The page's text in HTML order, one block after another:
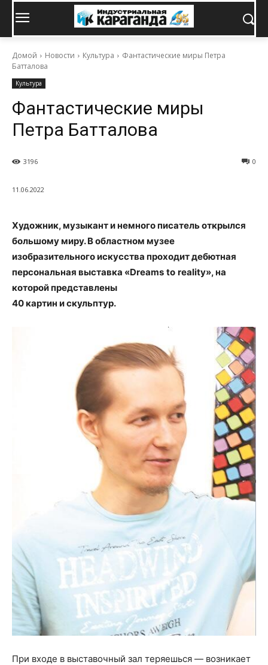
Домой Новости Культура
Фантастические миры Петра
Батталова
Культура
Фантастические миры
Петра Батталова
0
3196
11.06.2022
Художник, музыкант и немного писатель открылся
большому миру. В областном музее
изобразительного искусства проходит дебютная
персональная выставка «Dreams to reality», на
которой представлены
40 картин и скульптур.
При входе в выставочный зал теряешься — возникает